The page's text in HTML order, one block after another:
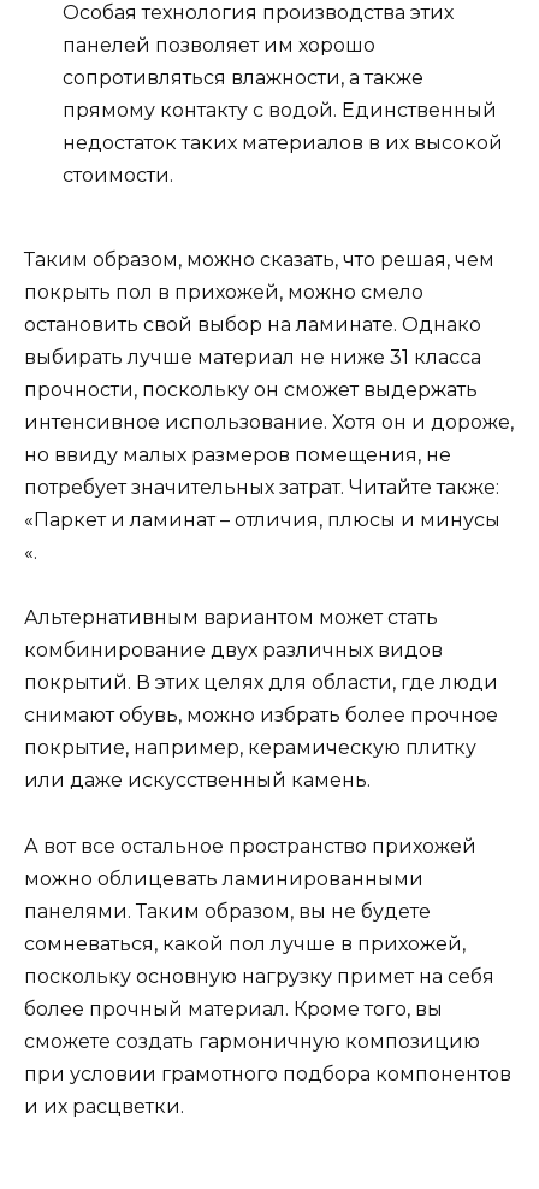
Особая технология производства этих
панелей позволяет им хорошо
сопротивляться влажности, а также
прямому контакту с водой. Единственный
недостаток таких материалов в их высокой
стоимости.
Таким образом, можно сказать, что решая, чем
покрыть пол в прихожей, можно смело
остановить свой выбор на ламинате. Однако
выбирать лучше материал не ниже 31 класса
прочности, поскольку он сможет выдержать
интенсивное использование. Хотя он и дороже,
но ввиду малых размеров помещения, не
потребует значительных затрат. Читайте также:
«Паркет и ламинат – отличия, плюсы и минусы
«.
Альтернативным вариантом может стать
комбинирование двух различных видов
покрытий. В этих целях для области, где люди
снимают обувь, можно избрать более прочное
покрытие, например, керамическую плитку
или даже искусственный камень.
А вот все остальное пространство прихожей
можно облицевать ламинированными
панелями. Таким образом, вы не будете
сомневаться, какой пол лучше в прихожей,
поскольку основную нагрузку примет на себя
более прочный материал. Кроме того, вы
сможете создать гармоничную композицию
при условии грамотного подбора компонентов
и их расцветки.